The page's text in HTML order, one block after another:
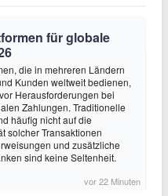
für globale
die in mehreren Ländern
Kunden weltweit bedienen,
Herausforderungen bei
Zahlungen. Traditionelle
häufig nicht auf die
solcher Transaktionen
und zusätzliche
sind keine Seltenheit.
vor 22 Minuten